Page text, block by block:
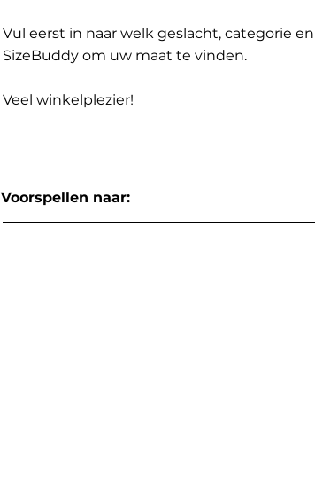
Vul eerst in naar welk geslacht, categorie
SizeBuddy om uw maat te vinden.
Veel winkelplezier!
Voorspellen naar: